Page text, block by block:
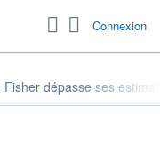
Connexion
dépasse ses